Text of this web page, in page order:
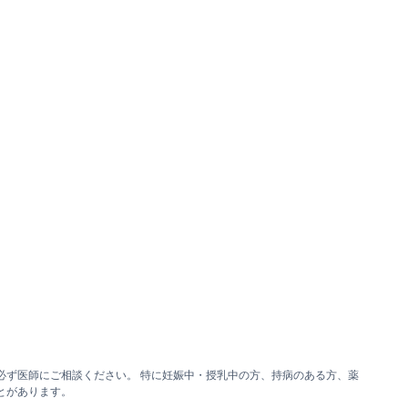
医師にご相談ください。 特に妊娠中・授乳中の方、持病のある方、薬
あります。